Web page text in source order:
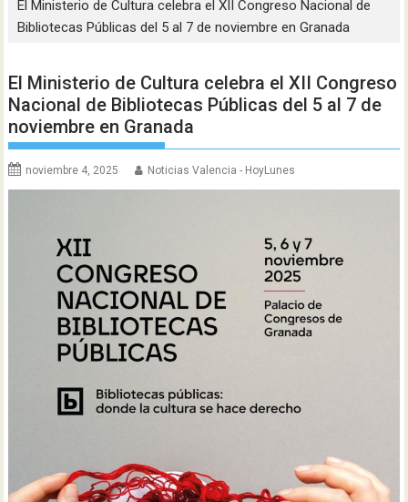
El Ministerio de Cultura celebra el XII Congreso Nacional de
Bibliotecas Públicas del 5 al 7 de noviembre en Granada
El Ministerio de Cultura celebra el XII Congreso
Nacional de Bibliotecas Públicas del 5 al 7 de
noviembre en Granada
noviembre 4, 2025 Noticias Valencia - HoyLunes